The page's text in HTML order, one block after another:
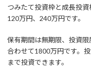
つみたて投資枠と成長投
120万円、240万円です。
保有期間は無期限、投資
合わせて1800万円です。
まで投資できます。